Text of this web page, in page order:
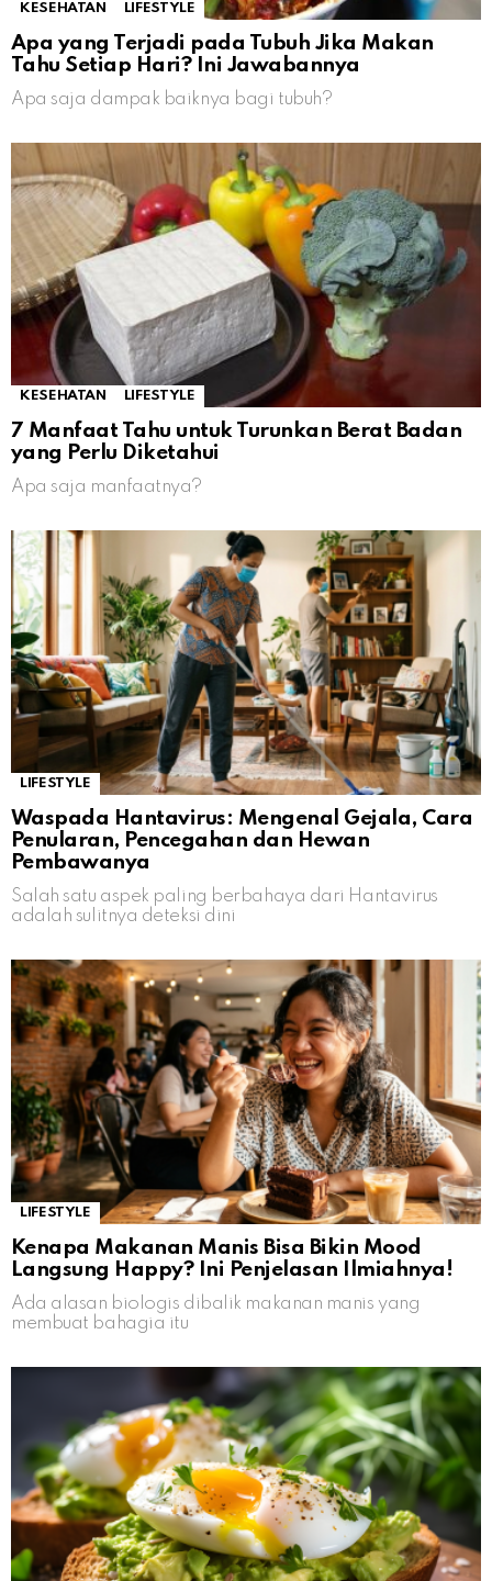
KESEHATAN LIFESTYLE
Apa yang Terjadi pada Tubuh Jika Makan
Tahu Setiap Hari? Ini Jawabannya
Apa saja dampak baiknya bagi tubuh?
KESEHATAN LIFESTYLE
7 Manfaat Tahu untuk Turunkan Berat Badan
yang Perlu Diketahui
Apa saja manfaatnya?
LIFESTYLE
Waspada Hantavirus: Mengenal Gejala, Cara
Penularan, Pencegahan dan Hewan
Pembawanya
Salah satu aspek paling berbahaya dari Hantavirus
adalah sulitnya deteksi dini
LIFESTYLE
Kenapa Makanan Manis Bisa Bikin Mood
Langsung Happy? Ini Penjelasan Ilmiahnya!
Ada alasan biologis dibalik makanan manis yang
membuat bahagia itu